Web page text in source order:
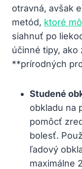
otravná, avšak
metód, ktoré
siahnuť po
účinné tipy,
**prírodných
Studené
obkladu na
pomôcť
bolesť.
ľadový
maximálne